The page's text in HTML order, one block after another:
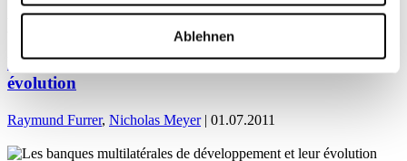
Ablehnen
Les banques multilatérales de développement et leur
évolution
Raymund Furrer, Nicholas Meyer| 01.07.2011